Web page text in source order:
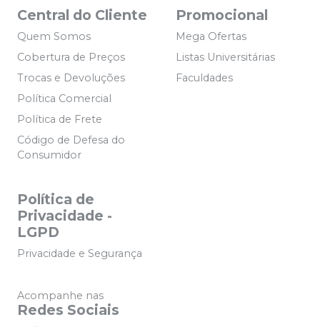
Central do Cliente
Quem Somos
Cobertura de Preços
Trocas e Devoluções
Política Comercial
Política de Frete
Código de Defesa do
Consumidor
Promocional
Mega Ofertas
Listas Universitárias
Faculdades
Política de
Privacidade -
LGPD
Privacidade e Segurança
Acompanhe nas
Redes Sociais